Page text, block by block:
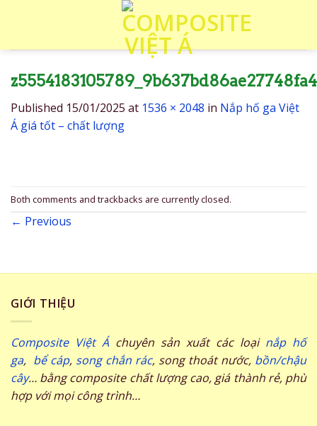
Published 15/01/2025 at 1536 × 2048 in Nắp hố ga Việt
Á giá tốt – chất lượng
Both comments and trackbacks are currently closed.
← Previous
GIỚI THIỆU
Composite Việt Á chuyên sản xuất các loại nắp hố
ga, bể cáp, song chắn rác, song thoát nước, bồn/chậu
cây… bằng composite chất lượng cao, giá thành rẻ, phù
hợp với mọi công trình…